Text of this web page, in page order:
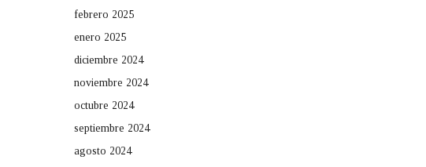
febrero 2025
enero 2025
diciembre 2024
noviembre 2024
octubre 2024
septiembre 2024
agosto 2024